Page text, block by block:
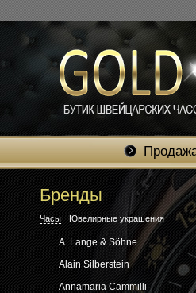
Бренды
Часы Ювелирные украшения
A. Lange & Söhne
Alain Silberstein
Annamaria Cammilli